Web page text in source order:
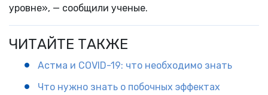
уровне», — сообщили ученые.
ЧИТАЙТЕ ТАКЖЕ
Астма и COVID-19: что необходимо знать
Что нужно знать о побочных эффектах